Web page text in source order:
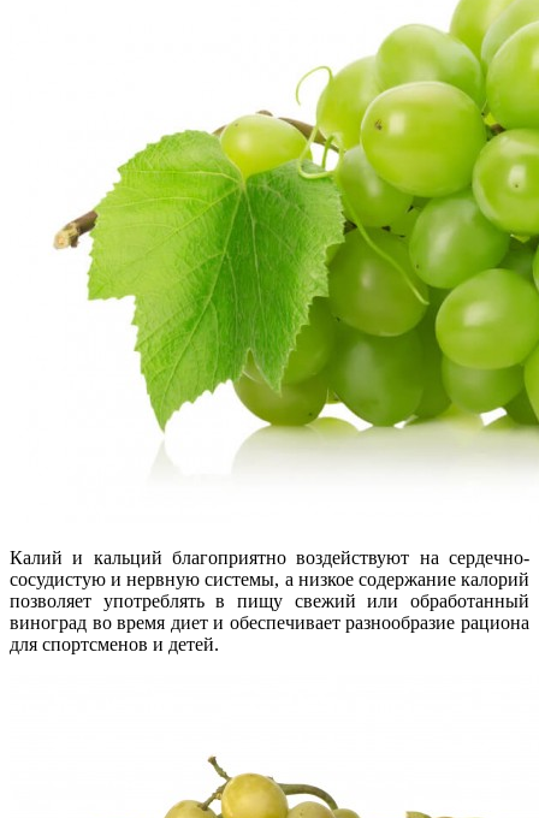
Калий и кальций благоприятно воздействуют на сердечно-
сосудистую и нервную системы, а низкое содержание калорий
позволяет употреблять в пищу свежий или обработанный
виноград во время диет и обеспечивает разнообразие рациона
для спортсменов и детей.